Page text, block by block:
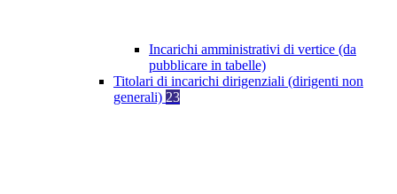
Incarichi amministrativi di vertice (da
pubblicare in tabelle)
Titolari di incarichi dirigenziali (dirigenti non
generali) 23